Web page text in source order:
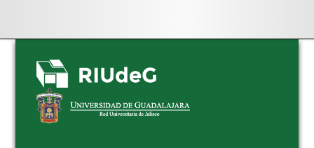
Skip
navigation